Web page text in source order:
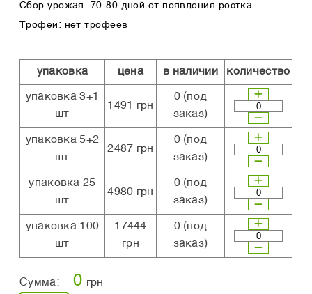
Сбор урожая: 70-80 дней от появления ростка
Трофеи: нет трофеев
упаковка цена в наличии количество
упаковка 3+1
шт
1491 грн
0(под
заказ)
упаковка 5+2
шт
2487 грн
0(под
заказ)
упаковка 25
шт
4980 грн
0(под
заказ)
упаковка 100
шт
17444
грн
0(под
заказ)
Сумма: 0 грн